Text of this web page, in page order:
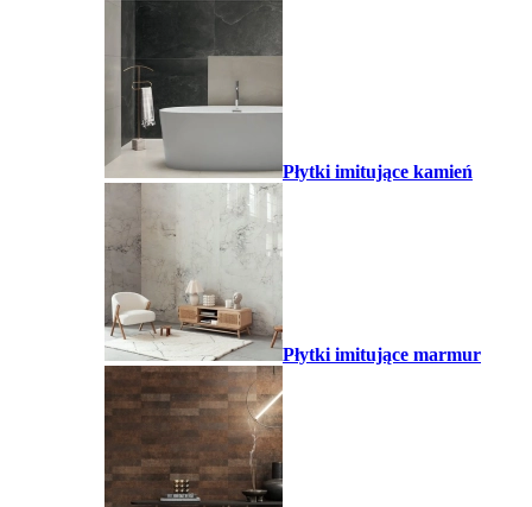
Płytki imitujące kamień
Płytki imitujące marmur